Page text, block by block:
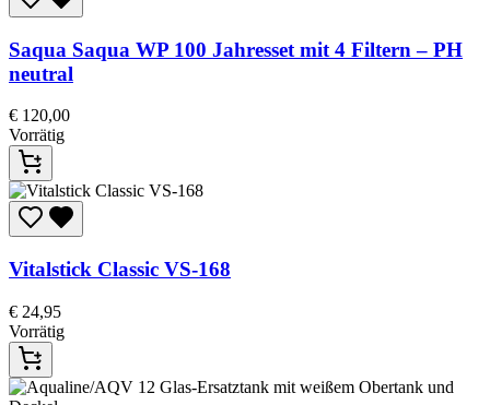
Saqua Saqua WP 100 Jahresset mit 4 Filtern – PH
neutral
€ 120,00
Vorrätig
Vitalstick Classic VS-168
€ 24,95
Vorrätig